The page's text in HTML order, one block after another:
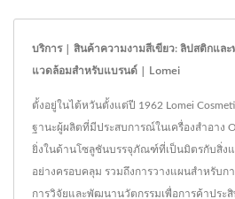
บริการ | สินค้าความงามสีเขียว: ลิปสติกแล
แวดล้อมสำหรับแบรนด์ | Lomei
ตั้งอยู่ในไต้หวันตั้งแต่ปี 1962 Lomei
ฐานะผู้ผลิตที่มีประสบการณ์ในเครื่องสำอาง
ยิ่งในด้านโซลูชันบรรจุภัณฑ์ที่เป็นมิตรกับสิ่งแ
อย่างครอบคลุม รวมถึงการวางแผนสำหรับ
การวิจัยและพัฒนานวัตกรรมเพื่อการค้าประ